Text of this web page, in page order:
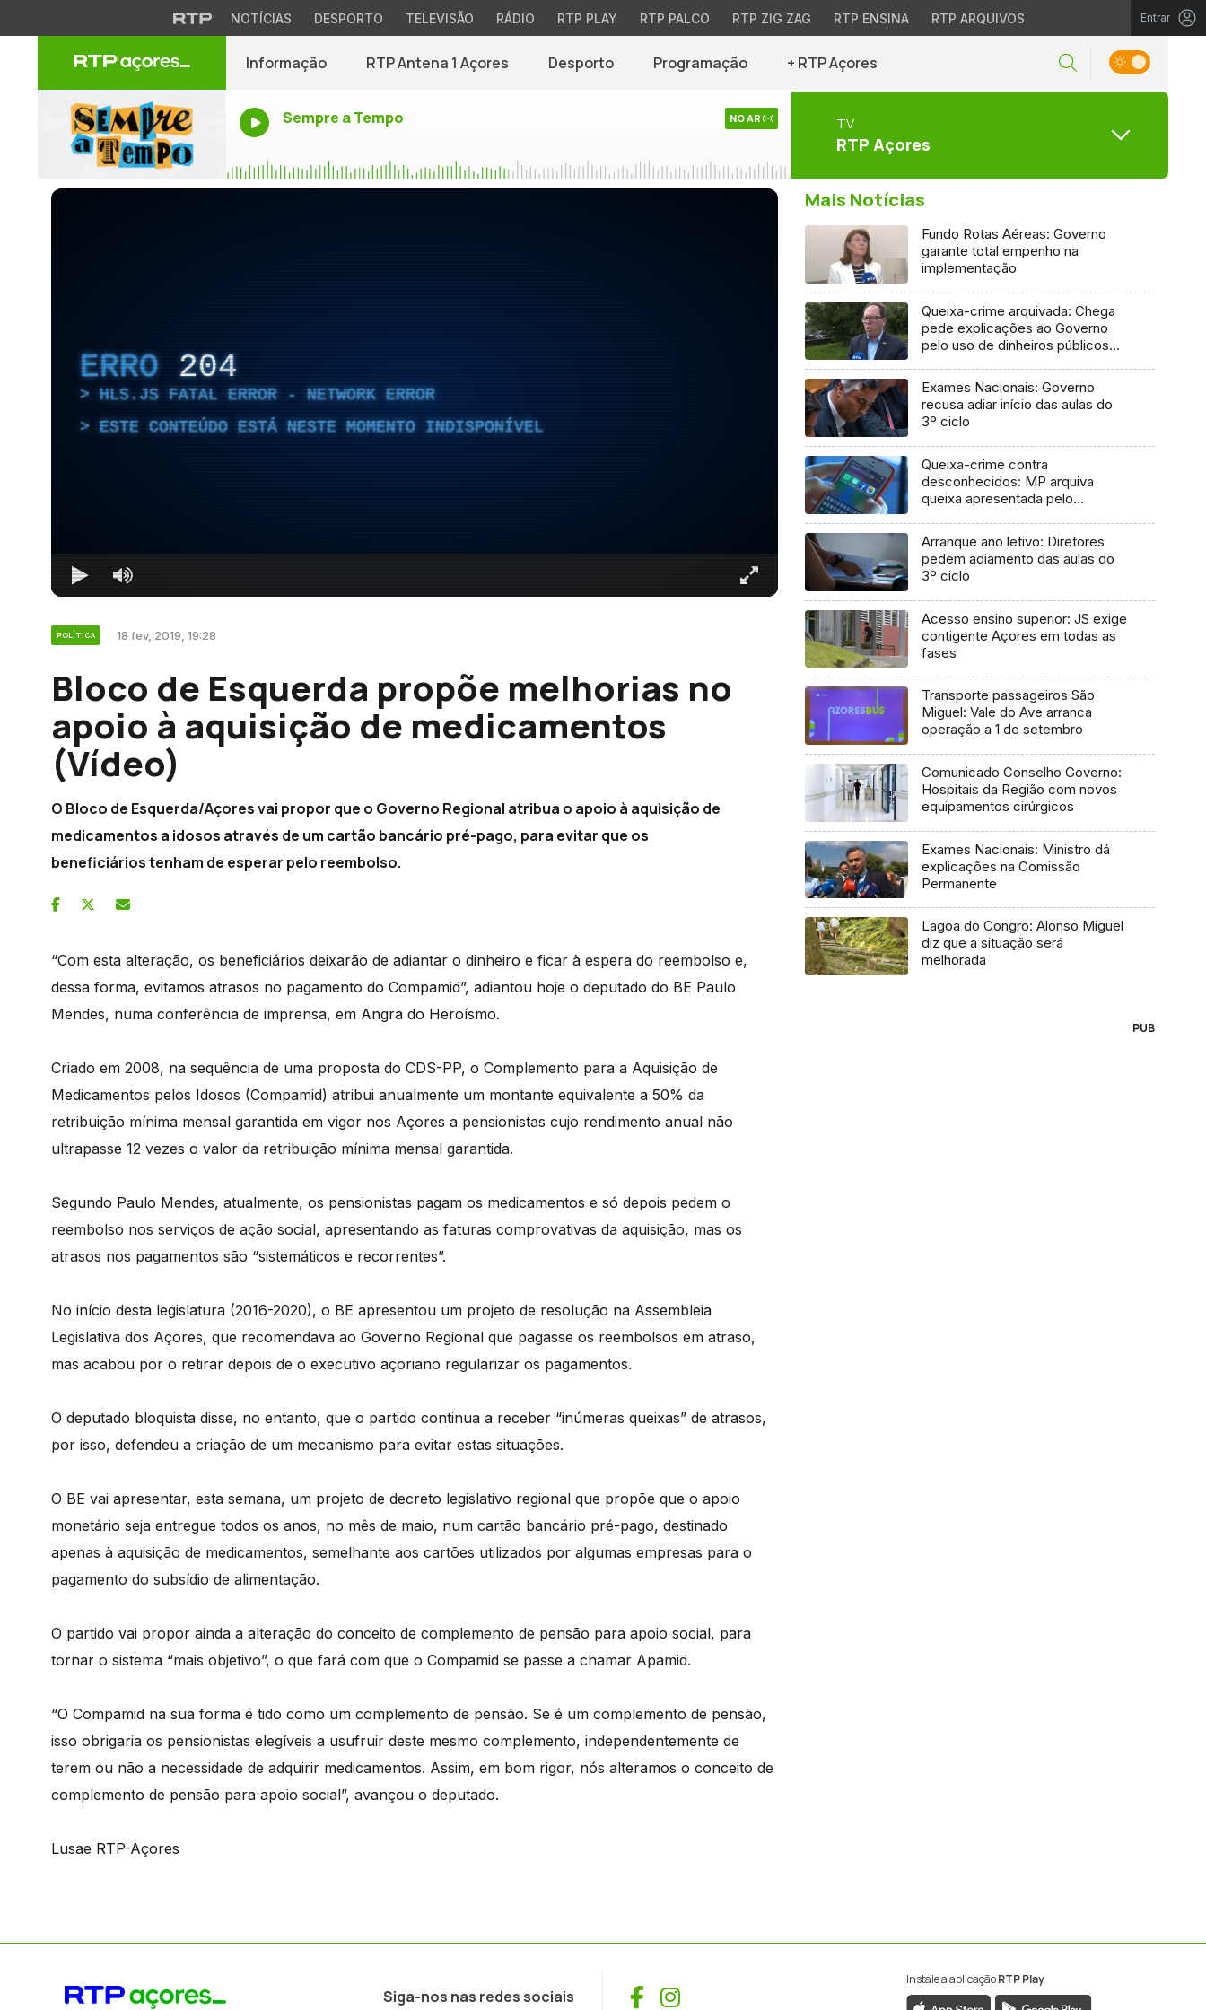
NOTÍCIAS DESPORTO TELEVISÃO RÁDIO RTP PLAY RTP PALCO RTP ZIG ZAG RTP ENSINA RTP ARQUIVOS Entrar
Informação RTP Antena 1 Açores Desporto Programação + RTP Açores
Sempre a Tempo NO AR TV
RTP Açores
ERRO 204
HLS.JS FATAL ERROR - NETWORK ERROR
ESTE CONTEÚDO ESTÁ NESTE MOMENTO INDISPONÍVEL
POLÍTICA 18 fev, 2019, 19:28
Bloco de Esquerda propõe melhorias no
apoio à aquisição de medicamentos
(Vídeo)
O Bloco de Esquerda/Açores vai propor que o Governo Regional atribua o apoio à aquisição de
medicamentos a idosos através de um cartão bancário pré-pago, para evitar que os
beneficiários tenham de esperar pelo reembolso.
“Com esta alteração, os beneficiários deixarão de adiantar o dinheiro e ficar à espera do reembolso e,
dessa forma, evitamos atrasos no pagamento do Compamid”, adiantou hoje o deputado do BE Paulo
Mendes, numa conferência de imprensa, em Angra do Heroísmo.
Criado em 2008, na sequência de uma proposta do CDS-PP, o Complemento para a Aquisição de
Medicamentos pelos Idosos (Compamid) atribui anualmente um montante equivalente a 50% da
retribuição mínima mensal garantida em vigor nos Açores a pensionistas cujo rendimento anual não
ultrapasse 12 vezes o valor da retribuição mínima mensal garantida.
Segundo Paulo Mendes, atualmente, os pensionistas pagam os medicamentos e só depois pedem o
reembolso nos serviços de ação social, apresentando as faturas comprovativas da aquisição, mas os
atrasos nos pagamentos são “sistemáticos e recorrentes”.
No início desta legislatura (2016-2020), o BE apresentou um projeto de resolução na Assembleia
Legislativa dos Açores, que recomendava ao Governo Regional que pagasse os reembolsos em atraso,
mas acabou por o retirar depois de o executivo açoriano regularizar os pagamentos.
O deputado bloquista disse, no entanto, que o partido continua a receber “inúmeras queixas” de atrasos,
por isso, defendeu a criação de um mecanismo para evitar estas situações.
O BE vai apresentar, esta semana, um projeto de decreto legislativo regional que propõe que o apoio
monetário seja entregue todos os anos, no mês de maio, num cartão bancário pré-pago, destinado
apenas à aquisição de medicamentos, semelhante aos cartões utilizados por algumas empresas para o
pagamento do subsídio de alimentação.
O partido vai propor ainda a alteração do conceito de complemento de pensão para apoio social, para
tornar o sistema “mais objetivo”, o que fará com que o Compamid se passe a chamar Apamid.
“O Compamid na sua forma é tido como um complemento de pensão. Se é um complemento de pensão,
isso obrigaria os pensionistas elegíveis a usufruir deste mesmo complemento, independentemente de
terem ou não a necessidade de adquirir medicamentos. Assim, em bom rigor, nós alteramos o conceito de
complemento de pensão para apoio social”, avançou o deputado.
Lusae RTP-Açores
Mais Notícias
Fundo Rotas Aéreas: Governo
garante total empenho na
implementação
Queixa-crime arquivada: Chega
pede explicações ao Governo
pelo uso de dinheiros públicos
Exames Nacionais: Governo
recusa adiar início das aulas do
3º ciclo
Queixa-crime contra
desconhecidos: MP arquiva
queixa apresentada pelo
Arranque ano letivo: Diretores
pedem adiamento das aulas do
3º ciclo
Acesso ensino superior: JS exige
contigente Açores em todas as
fases
Transporte passageiros São
Miguel: Vale do Ave arranca
operação a 1 de setembro
Comunicado Conselho Governo:
Hospitais da Região com novos
equipamentos cirúrgicos
Exames Nacionais: Ministro dá
explicações na Comissão
Permanente
Lagoa do Congro: Alonso Miguel
diz que a situação será
melhorada
PUB
Siga-nos nas redes sociais Facebook
Instagram
Instale a aplicaçãoRTP Play